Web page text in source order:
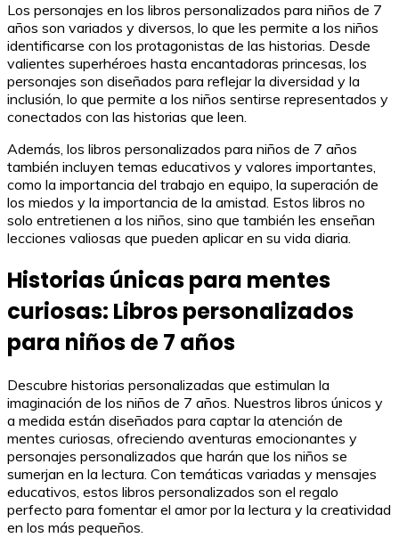
Los personajes en los libros personalizados para niños de 7
años son variados y diversos, lo que les permite a los niños
identificarse con los protagonistas de las historias. Desde
valientes superhéroes hasta encantadoras princesas, los
personajes son diseñados para reflejar la diversidad y la
inclusión, lo que permite a los niños sentirse representados y
conectados con las historias que leen.
Además, los libros personalizados para niños de 7 años
también incluyen temas educativos y valores importantes,
como la importancia del trabajo en equipo, la superación de
los miedos y la importancia de la amistad. Estos libros no
solo entretienen a los niños, sino que también les enseñan
lecciones valiosas que pueden aplicar en su vida diaria.
Historias únicas para mentes
curiosas: Libros personalizados
para niños de 7 años
Descubre historias personalizadas que estimulan la
imaginación de los niños de 7 años. Nuestros libros únicos y
a medida están diseñados para captar la atención de
mentes curiosas, ofreciendo aventuras emocionantes y
personajes personalizados que harán que los niños se
sumerjan en la lectura. Con temáticas variadas y mensajes
educativos, estos libros personalizados son el regalo
perfecto para fomentar el amor por la lectura y la creatividad
en los más pequeños.